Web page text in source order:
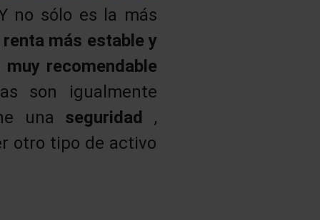
no sólo es la más
más estable y
recomendable
son igualmente
una seguridad ,
otro tipo de activo